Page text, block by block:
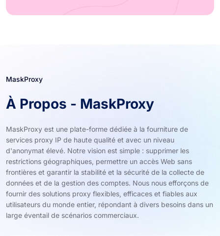
MaskProxy
À Propos - MaskProxy
MaskProxy est une plate-forme dédiée à la fourniture de
services proxy IP de haute qualité et avec un niveau
d'anonymat élevé. Notre vision est simple : supprimer les
restrictions géographiques, permettre un accès Web sans
frontières et garantir la stabilité et la sécurité de la collecte de
données et de la gestion des comptes. Nous nous efforçons de
fournir des solutions proxy flexibles, efficaces et fiables aux
utilisateurs du monde entier, répondant à divers besoins dans un
large éventail de scénarios commerciaux.